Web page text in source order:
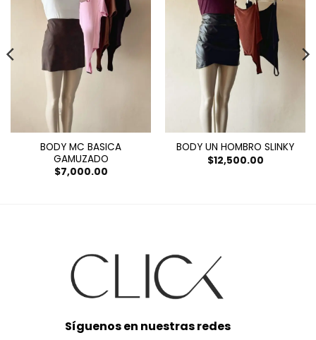
BODY MC BASICA
GAMUZADO
$7,000.00
BODY UN HOMBRO SLINKY
$12,500.00
Síguenos en nuestras redes